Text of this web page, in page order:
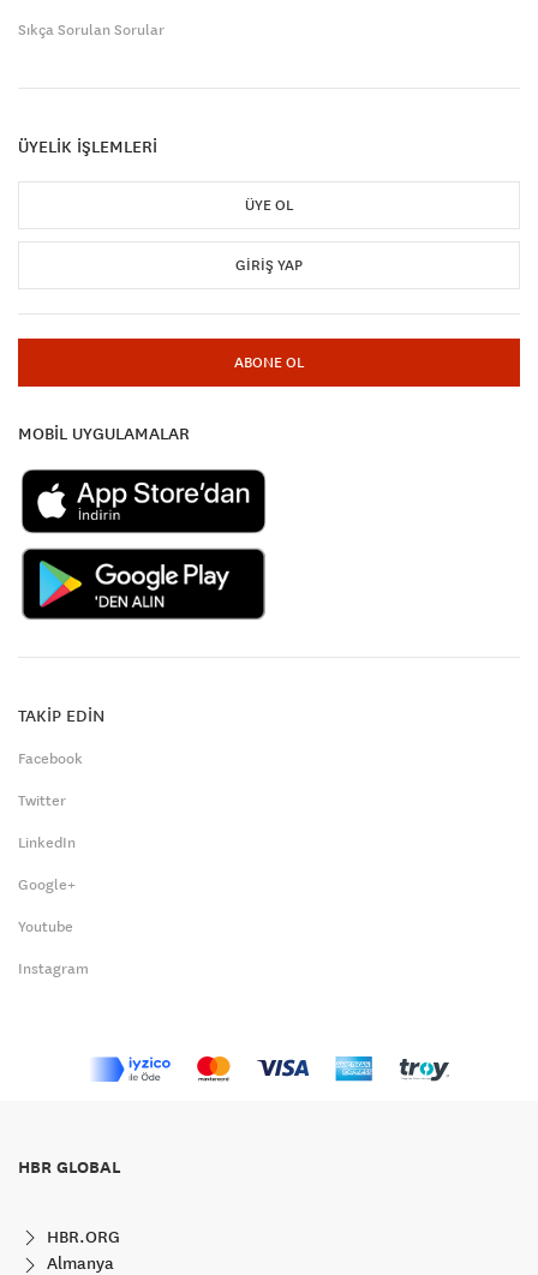
Sıkça Sorulan Sorular
ÜYELİK İŞLEMLERİ
ÜYE OL
GIRIŞ YAP
ABONE OL
MOBİL UYGULAMALAR
TAKİP EDİN
Facebook
Twitter
LinkedIn
Google+
Youtube
Instagram
HBR GLOBAL
HBR.ORG
Almanya